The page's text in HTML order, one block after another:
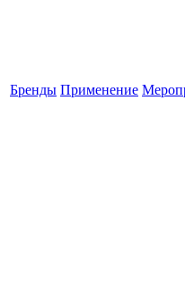
Бренды Применение